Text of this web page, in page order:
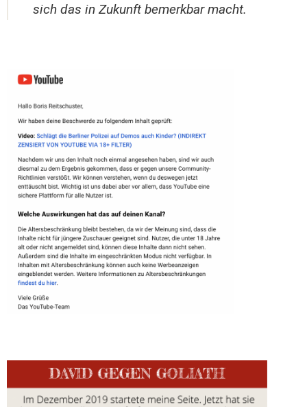
sich das in Zukunft bemerkbar macht.